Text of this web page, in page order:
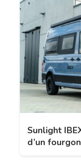
Sunlight
d’un